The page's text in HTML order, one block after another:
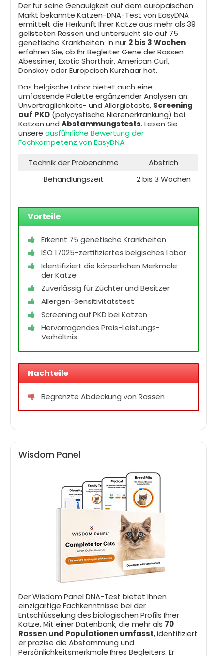
Der für seine Genauigkeit auf dem europäischen
Markt bekannte Katzen-DNA-Test von EasyDNA
ermittelt die Herkunft Ihrer Katze aus mehr als 39
gelisteten Rassen und untersucht sie auf 75
genetische Krankheiten. In nur 2 bis 3 Wochen
erfahren Sie, ob Ihr Begleiter Gene der Rassen
Abessinier, Exotic Shorthair, American Curl,
Donskoy oder Europäisch Kurzhaar hat.
Das belgische Labor bietet auch eine
umfassende Palette ergänzender Analysen an:
Unverträglichkeits- und Allergietests, Screening
auf PKD (polycystische Nierenerkrankung) bei
Katzen und Abstammungstests. Lesen Sie
unsere ausführliche Bewertung der
Fachkompetenz von EasyDNA.
Technik der Probenahme
Abstrich
Behandlungszeit
2 bis 3 Wochen
Vorteile
Erkennt 75 genetische Krankheiten
ISO 17025-zertifiziertes belgisches Labor
Identifiziert die körperlichen Merkmale
der Katze
Zuverlässig für Züchter und Besitzer
Allergen-Sensitivitätstest
Screening auf PKD bei Katzen
Hervorragendes Preis-Leistungs-
Verhältnis
Nachteile
Begrenzte Abdeckung von Rassen
Wisdom Panel
Der Wisdom Panel DNA-Test bietet Ihnen
einzigartige Fachkenntnisse bei der
Entschlüsselung des biologischen Profils Ihrer
Katze. Mit einer Datenbank, die mehr als 70
Rassen und Populationen umfasst, identifiziert
er präzise die Abstammung und
Persönlichkeitsmerkmale Ihres Begleiters. Er